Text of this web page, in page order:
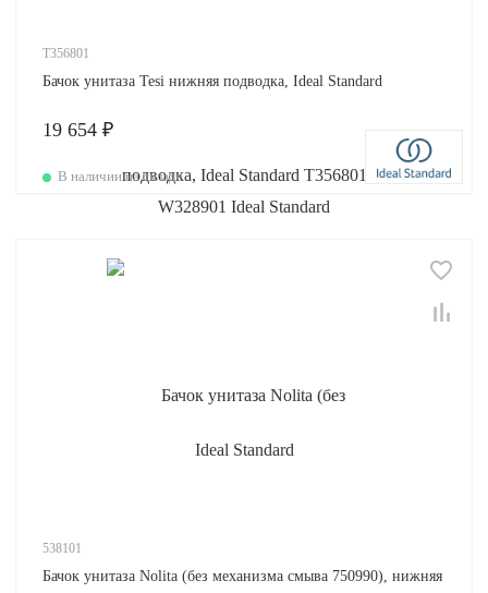
T356801
Бачок унитаза Tesi нижняя подводка, Ideal Standard
19 654 ₽
В наличии на складе
538101
Бачок унитаза Nolita (без механизма смыва 750990), нижняя